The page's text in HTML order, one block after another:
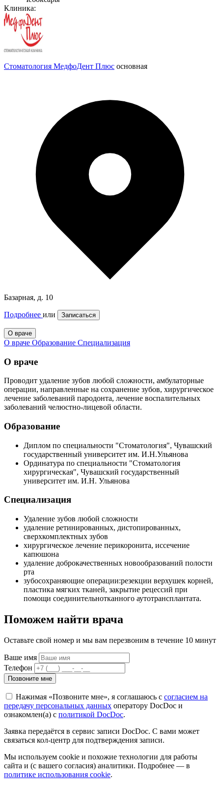
Клиника:
Стоматология МедфоДент Плюс основная
Базарная, д. 10
Подробнее или Записаться
О враче
О враче Образование Специализация
О враче
Проводит удаление зубов любой сложности, амбулаторные
операции, направленные на сохранение зубов, хирургическое
лечение заболеваний пародонта, лечение воспалительных
заболеваний челюстно-лицевой области.
Образование
Диплом по специальности "Стоматология", Чувашский
государственный университет им. И.Н.Ульянова
Ординатура по специальности "Стоматология
хирургическая", Чувашский государственный
университет им. И.Н. Ульянова
Специализация
Удаление зубов любой сложности
удаление ретинированных, дистопированных,
сверхкомплектных зубов
хирургическое лечение перикоронита, иссечение
капюшона
удаление доброкачественных новообразований полости
рта
зубосохраняющие операции:резекции верхушек корней,
пластика мягких тканей, закрытие рецессий при
помощи соединительнотканного аутотрансплантата.
Поможем найти врача
Оставьте свой номер и мы вам перезвоним в течение 10 минут
Ваше имя
Телефон
Позвоните мне
Нажимая «Позвоните мне», я соглашаюсь с согласием на
передачу персональных данных оператору DocDoc и
ознакомлен(а) с политикой DocDoc.
Заявка передаётся в сервис записи DocDoc. С вами может
связаться кол-центр для подтверждения записи.
Мы используем cookie и похожие технологии для работы
сайта и (с вашего согласия) аналитики. Подробнее — в
политике использования cookie.